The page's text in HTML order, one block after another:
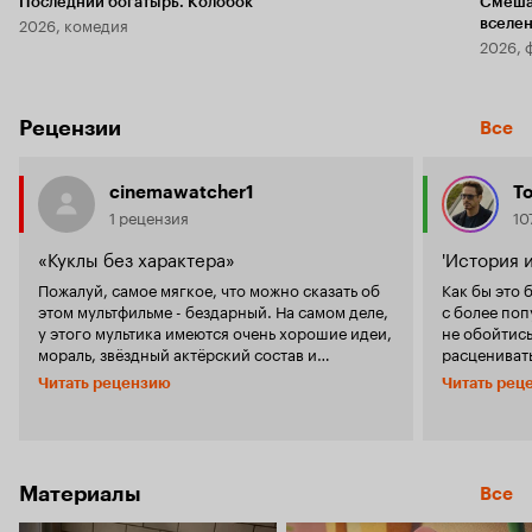
2026, комедия
2026,
Рецензии Все
cinemawatcher1
1 рецензия
«Куклы без характера»
Пожалуй, самое мягкое, что можно сказать об
этом мультфильме - бездарный. На самом деле,
у этого мультика имеются очень хорошие идеи,
мораль, звёздный актёрский состав и
интересные персонажи. Но сценаристы
посчитали, что это просто детский мультик,
поступков, кроме самых поверхностных идей,
заложенных авторами. Главная героиня, весь
Читать рецензию
'История
Как бы это
с более
не
нам о
проблемы
параллель
Читать
Материалы Все